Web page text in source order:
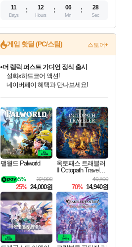
11
Days
12
Hours
06
Min
26
Sec
게임 핫딜 (PC/스팀) 스토어+
최대 90% 할인가를 만나보세요!
네이버혜택과 함께 만나보세요!
50%할인&추가 적립까지!
네이버 포인트 혜택까지!
이니&베니 혜택까지!
네이버 혜택가와 함께 예약하세요!
할인&네이버혜택으로 만나보세요!
더 렐릭 퍼스트 가디언 정식 출시
네이버페이 혜택과 만나보세요!
베데스다 40주년 기념 할인 중!
베데스다의 명작들을
할인가에 만나보세요!
일부 에디션 상시 할인!
혜택으로 예약 판매 중
편안하게 충전하세요
팰월드 Palworld
32,000
5%
25% 24,000원
옥토패스 트래블러
II Octopath Traveler I
49,800
70% 14,940원